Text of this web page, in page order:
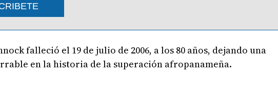
falleció el 19 de julio de 2006, a los 80 años, dejando una
en la historia de la superación afropanameña.